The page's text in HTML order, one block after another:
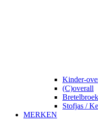
Kinder-
(C)overall
Stofjas /
MERKEN